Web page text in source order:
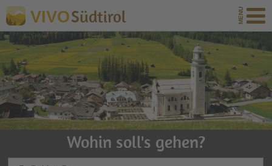
VIVOSüdtirol
Wohin soll's gehen?